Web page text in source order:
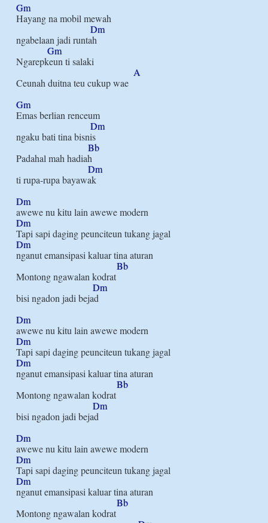
Gm
Hayang na mobil mewah
Dm
ngabelaan jadi runtah
Gm
Ngarepkeun ti salaki
A
Ceunah duitna teu cukup wae
Gm
Emas berlian renceum
Dm
ngaku bati tina bisnis
Bb
Padahal mah hadiah
Dm
ti rupa-rupa bayawak
Dm
Dm
Dm
nganut emansipasi kaluar tina aturan
Bb
Montong ngawalan kodrat
Dm
bisi ngadon jadi bejad
Dm
Dm
Dm
nganut emansipasi kaluar tina aturan
Bb
Montong ngawalan kodrat
Dm
bisi ngadon jadi bejad
Dm
Dm
Dm
nganut emansipasi kaluar tina aturan
Bb
Montong ngawalan kodrat